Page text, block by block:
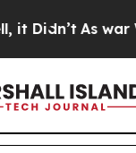
As war With